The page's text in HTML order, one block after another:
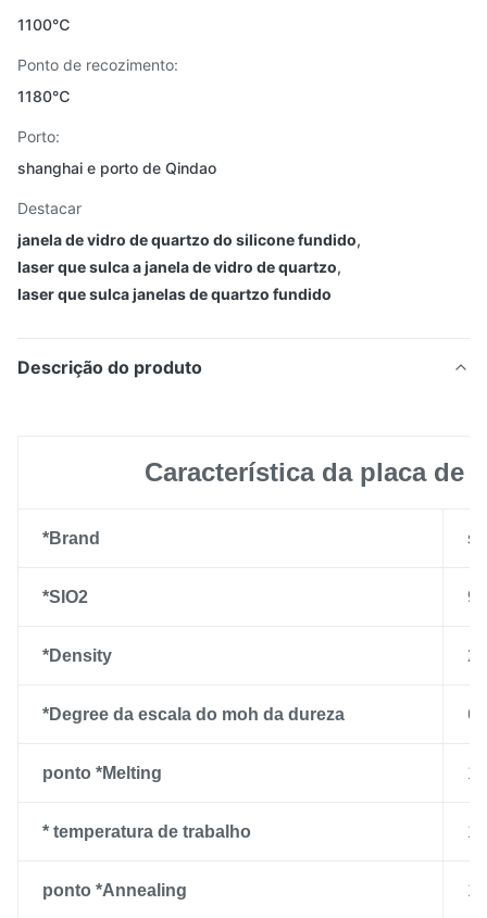
1100℃
Ponto de recozimento:
1180℃
Porto:
shanghai e porto de Qindao
Destacar
janela de vidro de quartzo do silicone fundido,
laser que sulca a janela de vidro de quartzo,
laser que sulca janelas de quartzo fundido
Descrição do produto
Característica da placa de
*Brand
*SIO2
*Density
*Degree da escala do moh da dureza
ponto *Melting
* temperatura de trabalho
ponto *Annealing